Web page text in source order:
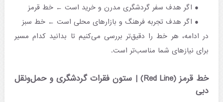
اگر هدف سفر گردشگری مدرن و خرید است ← خط قرمز
اگر هدف تجربه فرهنگ و بازارهای محلی است ← خط سبز
در ادامه، هر خط را دقیق‌تر بررسی می‌کنیم تا بدانید کدام مسیر
برای نیازهای شما مناسب‌تر است.
خط قرمز (Red Line) | ستون فقرات گردشگری و حمل‌ونقل
دبی